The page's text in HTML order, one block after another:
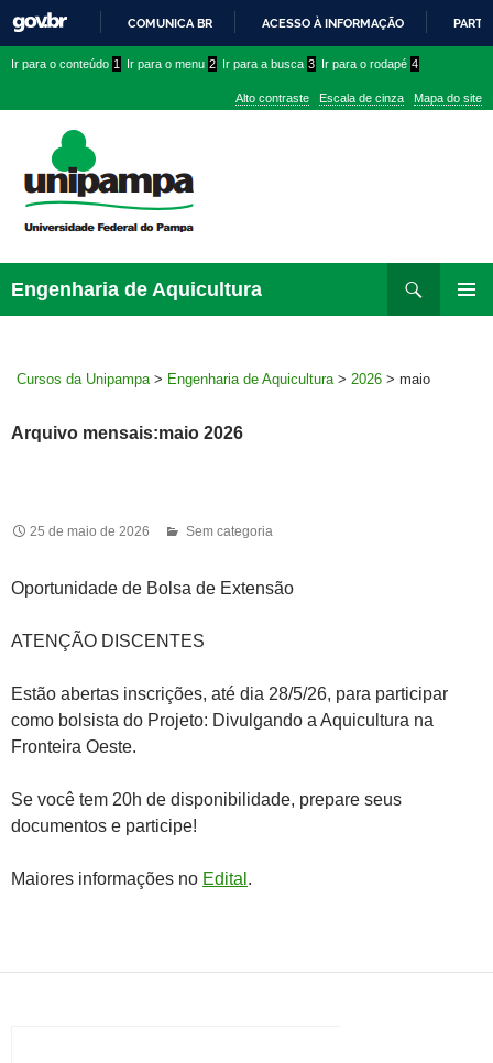
PARA
CONTEÚDO
COMUNICA BR ACESSO À INFORMAÇÃO
conteúdo
menu
superior
menu
Ir para o conteúdo 1 Ir para o menu 2 Ir para a busca 3 Ir para o rodapé 4
Alto contraste Escala de cinza Mapa do site
Engenharia de Aquicultura
para
Cursos da Unipampa > Engenharia de Aquicultura > 2026 > maio
Arquivo mensais:maio 2026
25 de maio de 2026 Sem categoria
Oportunidade de Bolsa de Extensão
ATENÇÃO DISCENTES
Estão abertas inscrições, até dia 28/5/26, para participar
como bolsista do Projeto: Divulgando a Aquicultura na
Fronteira Oeste.
Se você tem 20h de disponibilidade, prepare seus
documentos e participe!
Maiores informações no Edital .